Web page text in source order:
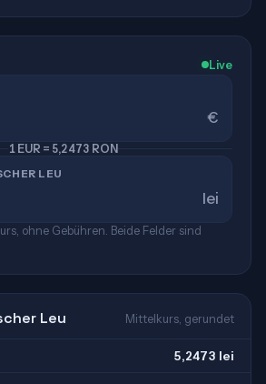
Live
€
1 EUR = 5,2473 RON
LEU
lei
ohne Gebühren. Beide Felder sind
Leu Mittelkurs, gerundet
5,2473 lei